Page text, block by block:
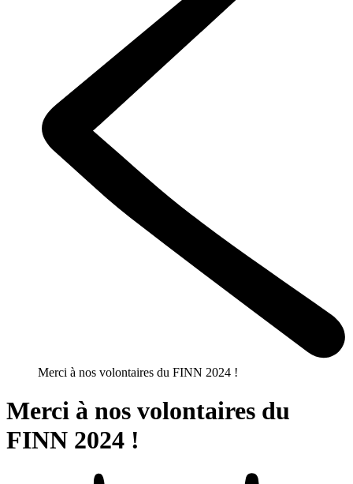
Merci à nos volontaires du FINN 2024 !
Merci à nos volontaires du
FINN 2024 !